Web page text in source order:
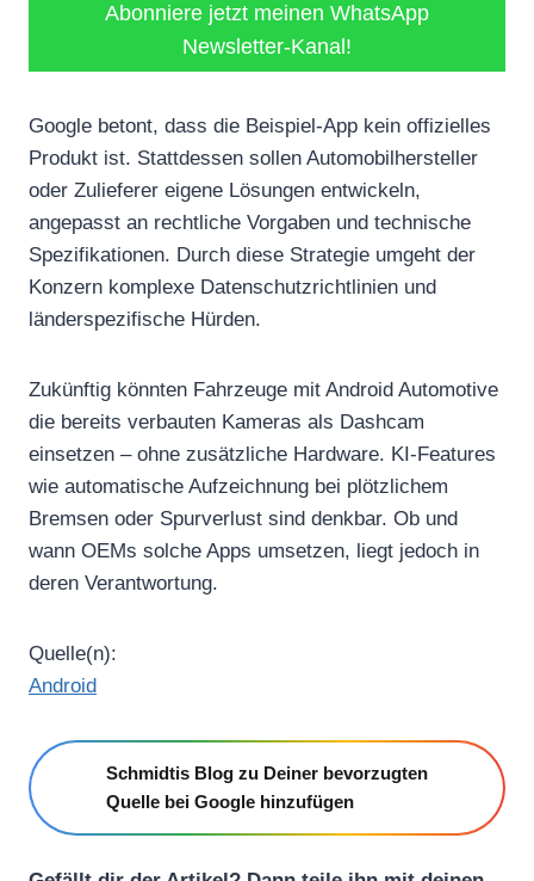
Abonniere jetzt meinen WhatsApp
Newsletter-Kanal!
Google betont, dass die Beispiel-App kein offizielles
Produkt ist. Stattdessen sollen Automobilhersteller
oder Zulieferer eigene Lösungen entwickeln,
angepasst an rechtliche Vorgaben und technische
Spezifikationen. Durch diese Strategie umgeht der
Konzern komplexe Datenschutzrichtlinien und
länderspezifische Hürden.
Zukünftig könnten Fahrzeuge mit Android Automotive
die bereits verbauten Kameras als Dashcam
einsetzen – ohne zusätzliche Hardware. KI-Features
wie automatische Aufzeichnung bei plötzlichem
Bremsen oder Spurverlust sind denkbar. Ob und
wann OEMs solche Apps umsetzen, liegt jedoch in
deren Verantwortung.
Quelle(n):
Android
Schmidtis Blog zu Deiner bevorzugten
Quelle bei Google hinzufügen